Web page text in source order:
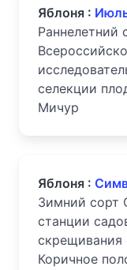
Яблоня :
Раннелетний
селекции
Мичур
Яблоня :
Зимний сорт
станции
скрещивания
Коричное